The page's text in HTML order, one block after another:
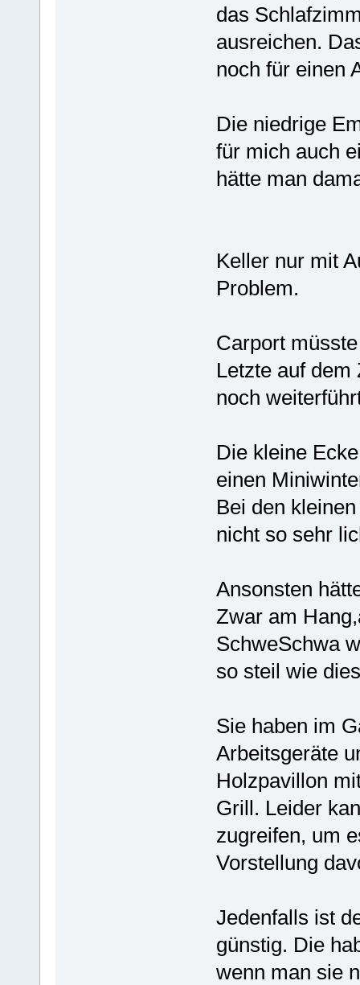
das
ausreichen.
noch für einen
Die niedrige
für mich auch
hätte man
Keller nur mit
Problem.
Carport
Letzte auf
noch
Die kleine
einen
Bei den
nicht so sehr
Ansonsten
Zwar am
SchweSchwa
so steil wie
Sie haben im
Arbeitsgeräte
Holzpavillon
Grill. Leider
zugreifen, um
Vorstellung
Jedenfalls ist
günstig. Die
wenn man sie